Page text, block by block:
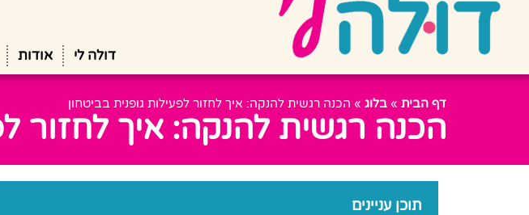
דולה לי אודות
דף הבית » בלוג » הכנה רגשית להנקה: איך לחזור לפעילות גופנית בביטחון
הכנה רגשית להנקה: איך לחזור
תוכן עניינים